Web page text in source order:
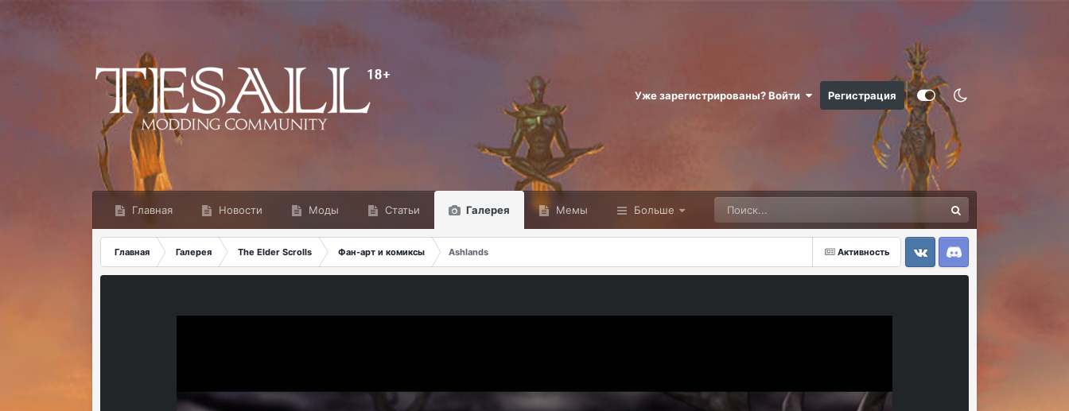
Уже зарегистрированы? Войти Регистрация
Главная Новости Моды Статьи Галерея Мемы Больше
Активность
Главная Галерея The Elder Scrolls Фан-арт и комиксы
Ashlands
VK
Discord